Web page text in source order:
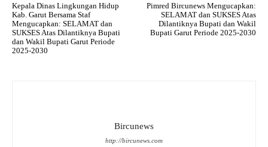
Kepala Dinas Lingkungan Hidup
Kab. Garut Bersama Staf
Mengucapkan: SELAMAT dan
SUKSES Atas Dilantiknya Bupati
dan Wakil Bupati Garut Periode
2025-2030
Pimred Bircunews Mengucapkan:
SELAMAT dan SUKSES Atas
Dilantiknya Bupati dan Wakil
Bupati Garut Periode 2025-2030
Bircunews
http://bircunews.com